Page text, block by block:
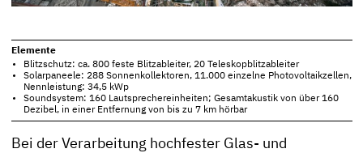
Elemente
Blitzschutz: ca. 800 feste Blitzableiter, 20 Teleskopblitzableiter
Solarpaneele: 288 Sonnenkollektoren, 11.000 einzelne Photovoltaikzellen,
Nennleistung: 34,5 kWp
Soundsystem: 160 Lautsprechereinheiten; Gesamtakustik von über 160
Dezibel, in einer Entfernung von bis zu 7 km hörbar
Bei der Verarbeitung hochfester Glas- und